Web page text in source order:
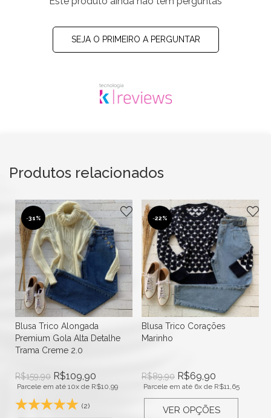
SEJA O PRIMEIRO A PERGUNTAR
Produtos relacionados
-31%
Blusa Trico Alongada
Premium Gola Alta Detalhe
Trama Creme 2.0
R$159,90 R$109,90
Parcele em até 10x de R$10,99
(2)
-22%
Blusa Trico Corações
Marinho
R$89,90 R$69,90
Parcele em até 6x de R$11,65
VER OPÇÕES